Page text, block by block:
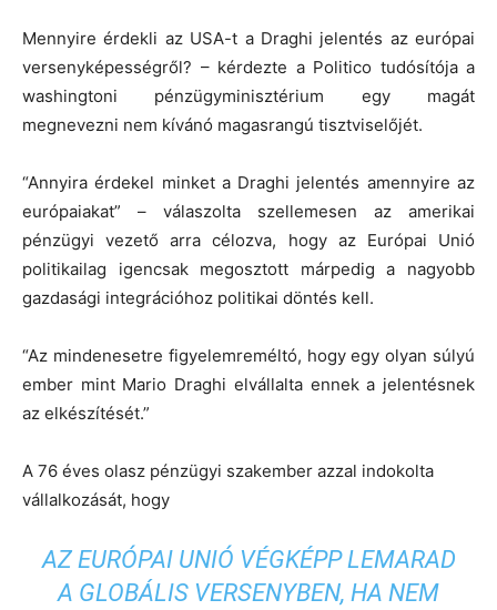
Mennyire érdekli az USA-t a Draghi jelentés az európai
versenyképességről? – kérdezte a Politico tudósítója a
washingtoni pénzügyminisztérium egy magát
megnevezni nem kívánó magasrangú tisztviselőjét.
“Annyira érdekel minket a Draghi jelentés amennyire az
európaiakat” – válaszolta szellemesen az amerikai
pénzügyi vezető arra célozva, hogy az Európai Unió
politikailag igencsak megosztott márpedig a nagyobb
gazdasági integrációhoz politikai döntés kell.
“Az mindenesetre figyelemreméltó, hogy egy olyan súlyú
ember mint Mario Draghi elvállalta ennek a jelentésnek
az elkészítését.”
A 76 éves olasz pénzügyi szakember azzal indokolta
vállalkozását, hogy
AZ EURÓPAI UNIÓ VÉGKÉPP LEMARAD
A GLOBÁLIS VERSENYBEN, HA NEM